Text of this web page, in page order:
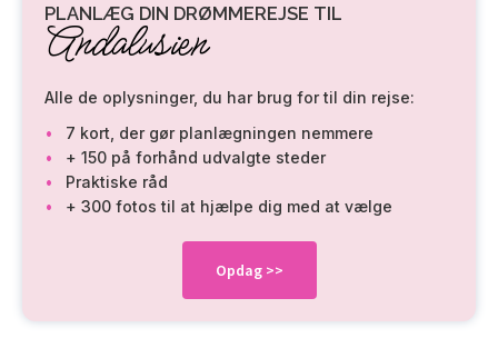
PLANLÆG DIN DRØMMEREJSE TIL
Andalusien
Alle de oplysninger, du har brug for til din rejse:
7 kort, der gør planlægningen nemmere
+ 150 på forhånd udvalgte steder
Praktiske råd
+ 300 fotos til at hjælpe dig med at vælge
Opdag >>